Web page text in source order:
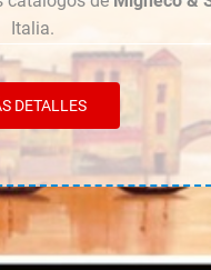
Italia.
DETALLES